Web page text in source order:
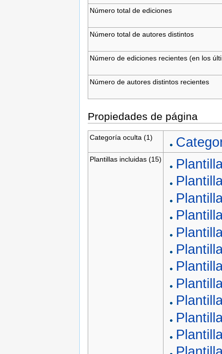
Número total de ediciones
Número total de autores distintos
Número de ediciones recientes (en los
Número de autores distintos recientes
Propiedades de página
Categoría oculta (1)
Plantillas incluidas (15)